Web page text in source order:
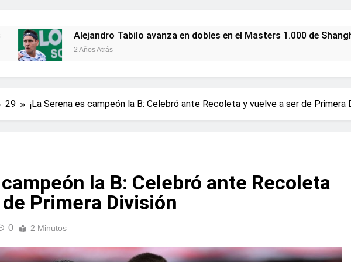
Alejandro Tabilo avanza en dobles en el Masters 1.000 de Shanghái con
2 Años Atrás
29 ¡La Serena es campeón la B: Celebró ante Recoleta y vuelve a ser de Primera
campeón la B: Celebró ante Recoleta
Primera División
0 2 Minutos